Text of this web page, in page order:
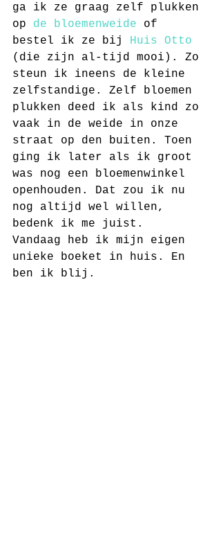
ga ik ze graag zelf plukken
op de bloemenweide of
bestel ik ze bij Huis Otto
(die zijn al-tijd mooi). Zo
steun ik ineens de kleine
zelfstandige. Zelf bloemen
plukken deed ik als kind zo
vaak in de weide in onze
straat op den buiten. Toen
ging ik later als ik groot
was nog een bloemenwinkel
openhouden. Dat zou ik nu
nog altijd wel willen,
bedenk ik me juist.
Vandaag heb ik mijn eigen
unieke boeket in huis. En
ben ik blij.